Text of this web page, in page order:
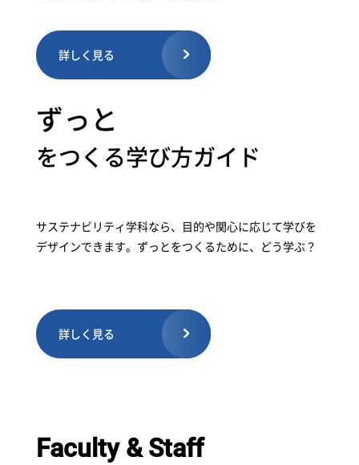
詳しく見る
ずっと
をつくる学び方ガイド
サステナビリティ学科なら、目的や関心に応じて学びを
デザインできます。ずっとをつくるために、どう学ぶ？
詳しく見る
Faculty & Staff